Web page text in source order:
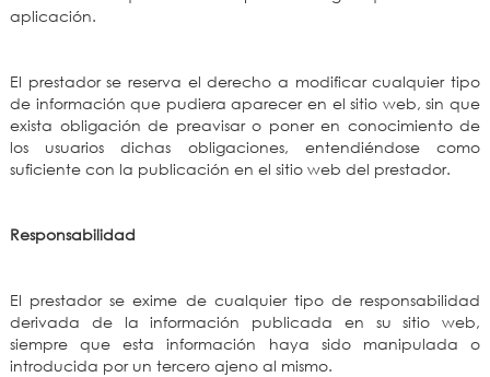
aplicación.
El prestador se reserva el derecho a modificar cualquier tipo
de información que pudiera aparecer en el sitio web, sin que
exista obligación de preavisar o poner en conocimiento de
los usuarios dichas obligaciones, entendiéndose como
suficiente con la publicación en el sitio web del prestador.
Responsabilidad
El prestador se exime de cualquier tipo de responsabilidad
derivada de la información publicada en su sitio web,
siempre que esta información haya sido manipulada o
introducida por un tercero ajeno al mismo.